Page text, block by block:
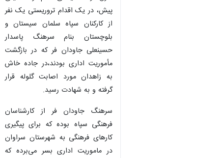
پیش، در یک اقدام تروریستی یک نفر
از کارکنان سپاه سلمان سیستان و
بلوچستان بنام سرهنگ پاسدار
حسینعلی جاودان فر که در بازگشت
مأموریت اداری بودند،در جاده خاش
به زاهدان مورد اصابت گلوله قرار
گرفته و به شهادت رسید.
سرهنگ جاودان فر از کارشناسان
فرهنگی سپاه بوده که برای پیگیری
کارهای فرهنگی به شهرستان سراوان
در ماموریت اداری بسر می‌برده که